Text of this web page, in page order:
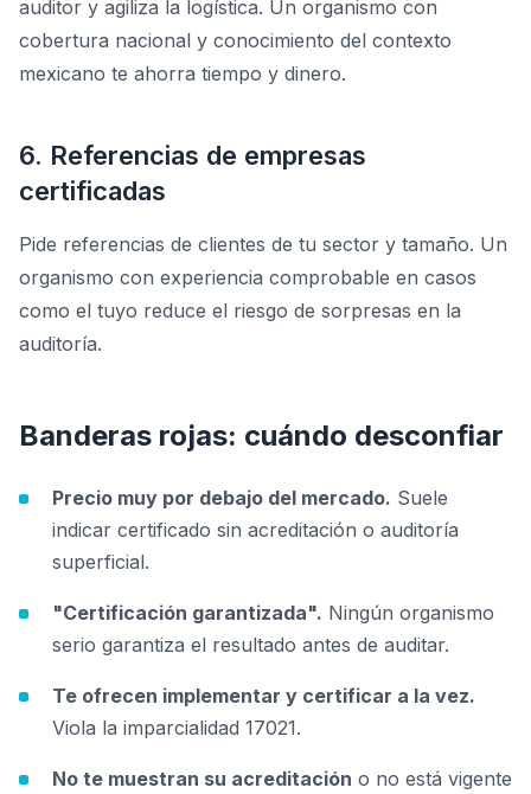
auditor y agiliza la logística. Un organismo con
cobertura nacional y conocimiento del contexto
mexicano te ahorra tiempo y dinero.
6. Referencias de empresas
certificadas
Pide referencias de clientes de tu sector y tamaño. Un
organismo con experiencia comprobable en casos
como el tuyo reduce el riesgo de sorpresas en la
auditoría.
Banderas rojas: cuándo desconfiar
Precio muy por debajo del mercado. Suele
indicar certificado sin acreditación o auditoría
superficial.
"Certificación garantizada". Ningún organismo
serio garantiza el resultado antes de auditar.
Te ofrecen implementar y certificar a la vez.
Viola la imparcialidad 17021.
No te muestran su acreditación o no está vigente